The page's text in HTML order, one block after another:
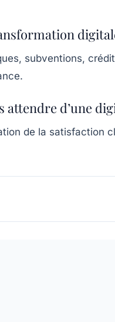
subventions,
attendre d’une
de la satisfaction